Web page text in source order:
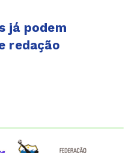
já podem
redação